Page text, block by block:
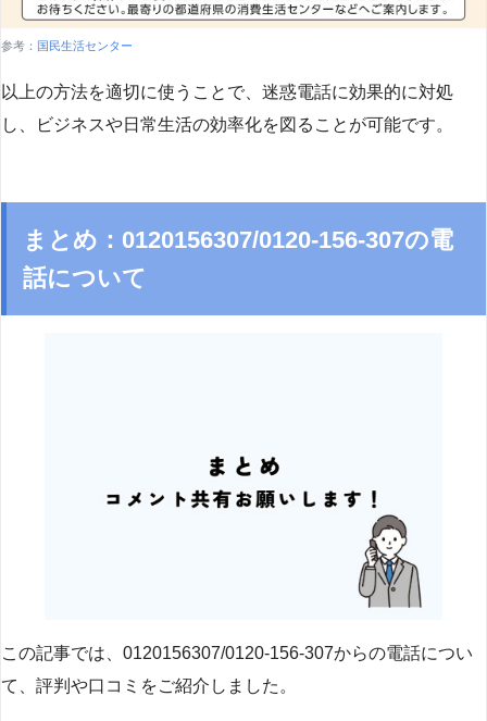
参考： 国民生活センター
以上の方法を適切に使うことで、迷惑電話に効果的に対処
し、ビジネスや日常生活の効率化を図ることが可能です。
まとめ：0120156307/0120-156-307の電
話について
この記事では、0120156307/0120-156-307からの電話につい
て、評判や口コミをご紹介しました。